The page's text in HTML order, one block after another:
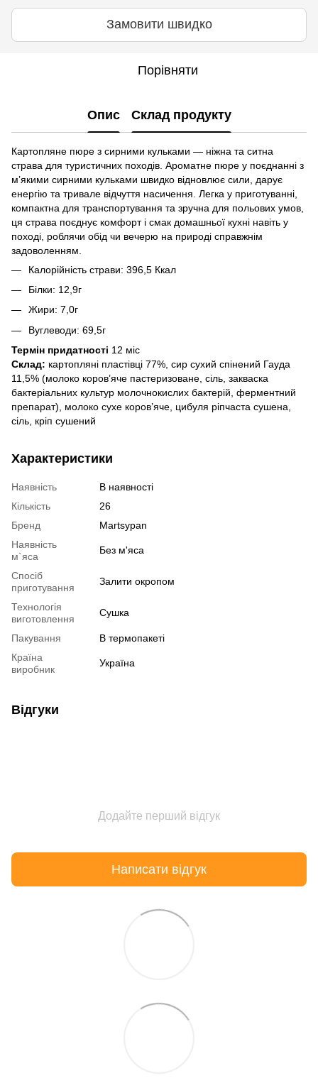
Замовити швидко
Порівняти
Опис Склад продукту
Картопляне пюре з сирними кульками — ніжна та ситна
страва для туристичних походів. Ароматне пюре у поєднанні з
м’якими сирними кульками швидко відновлює сили, дарує
енергію та тривале відчуття насичення. Легка у приготуванні,
компактна для транспортування та зручна для польових умов,
ця страва поєднує комфорт і смак домашньої кухні навіть у
поході, роблячи обід чи вечерю на природі справжнім
задоволенням.
Калорійність страви: 396,5 Ккал
Білки: 12,9г
Жири: 7,0г
Вуглеводи: 69,5г
Термін придатності 12 міс
Склад: картопляні пластівці 77%, сир сухий спінений Гауда
11,5% (молоко коров’яче пастеризоване, сіль, закваска
бактеріальних культур молочнокислих бактерій, ферментний
препарат), молоко сухе коров’яче, цибуля ріпчаста сушена,
сіль, кріп сушений
Характеристики
Наявність
В наявності
Кількість
26
Бренд
Martsypan
Наявність
м`яса
Без м'яса
Спосіб
приготування
Залити окропом
Технологія
виготовлення
Сушка
Пакування
В термопакеті
Країна
виробник
Україна
Відгуки
Додайте перший відгук
Написати відгук